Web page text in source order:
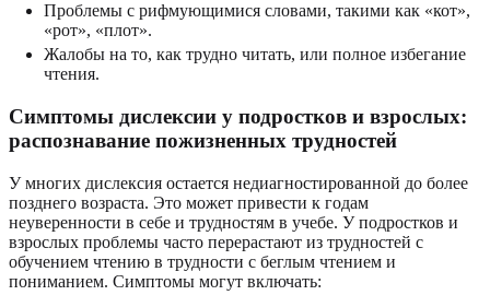
Проблемы с рифмующимися словами, такими как «кот»,
«рот», «плот».
Жалобы на то, как трудно читать, или полное избегание
чтения.
Симптомы дислексии у подростков и взрослых:
распознавание пожизненных трудностей
У многих дислексия остается недиагностированной до более
позднего возраста. Это может привести к годам
неуверенности в себе и трудностям в учебе. У подростков и
взрослых проблемы часто перерастают из трудностей с
обучением чтению в трудности с беглым чтением и
пониманием. Симптомы могут включать: